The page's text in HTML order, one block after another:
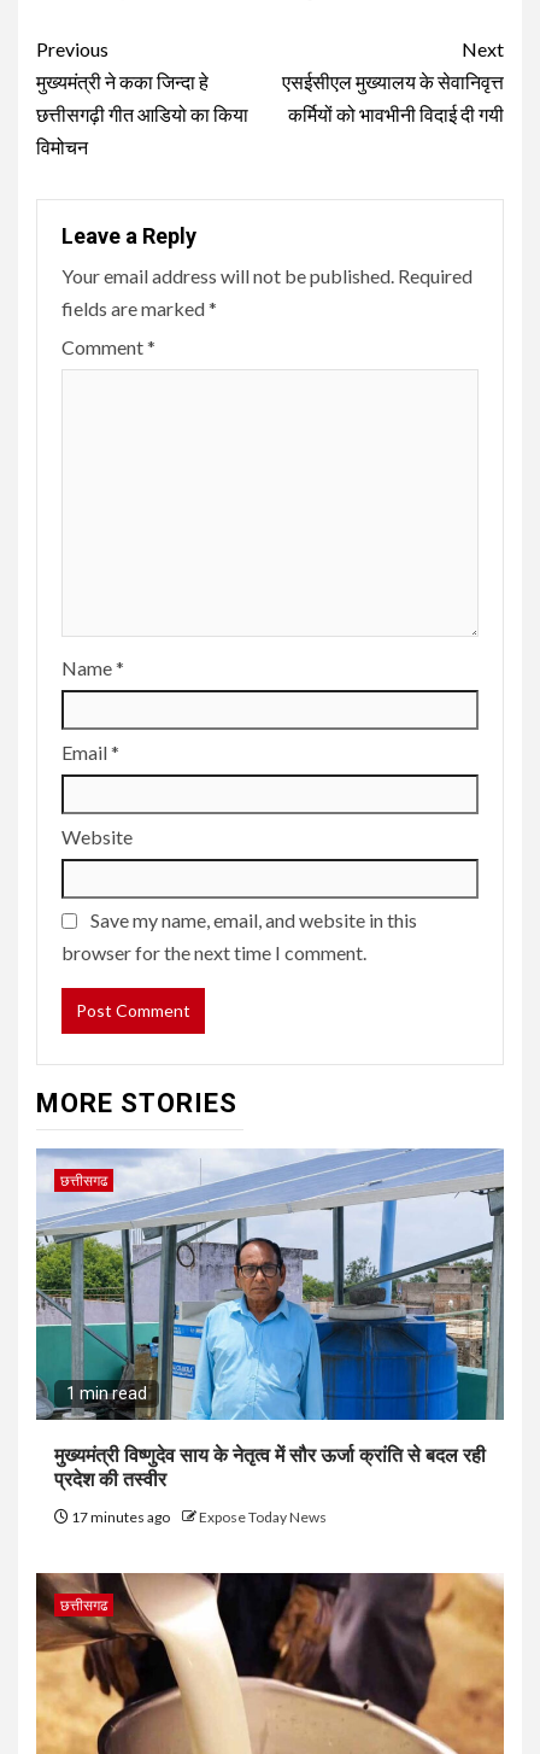
Continue
Reading
Previous
मुख्यमंत्री ने कका जिन्दा हे
छत्तीसगढ़ी गीत आडियो का किया
विमोचन
Next
एसईसीएल मुख्यालय के सेवानिवृत्त
कर्मियों को भावभीनी विदाई दी गयी
Leave a Reply
Your email address will not be published. Required
fields are marked*
Comment*
Name*
Email*
Website
Save my name, email, and website in this
browser for the next time I comment.
MORE STORIES
छत्तीसगढ
1 min read
मुख्यमंत्री विष्णुदेव साय के नेतृत्व में सौर ऊर्जा क्रांति से बदल रही
प्रदेश की तस्वीर
17 minutes ago Expose Today News
छत्तीसगढ